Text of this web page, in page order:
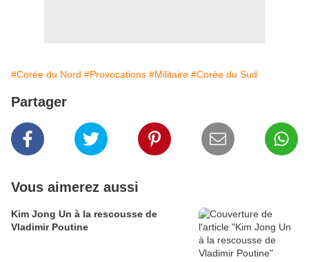
#Corée du Nord #Provocations #Militaire #Corée du Sud
Partager
Vous aimerez aussi
Kim Jong Un à la rescousse de
Vladimir Poutine